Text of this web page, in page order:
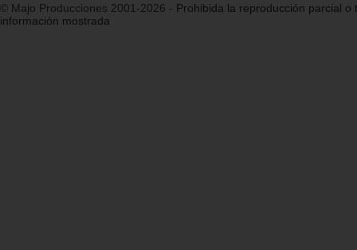
© Majo Producciones 2001-2026 - Prohibida la reproducción parcial o
información mostrada